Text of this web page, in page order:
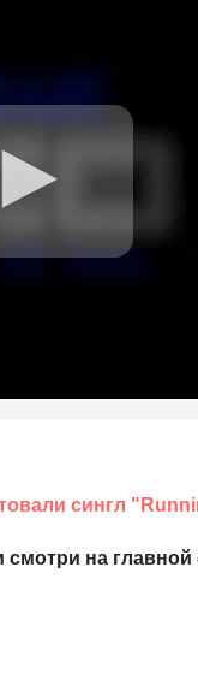
сингл
на главной